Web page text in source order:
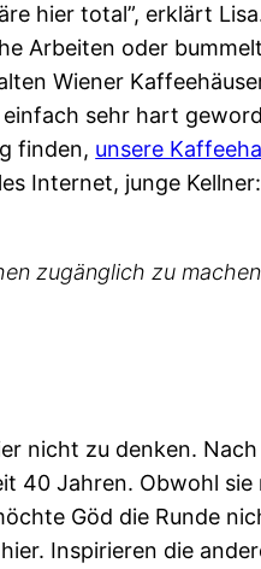
hier total”, erklärt
Arbeiten oder
Wiener
sehr hart
finden, unsere
Internet, junge
zugänglich zu machen
nicht zu denken.
40 Jahren. Obwohl
Göd die Runde
Inspirieren die